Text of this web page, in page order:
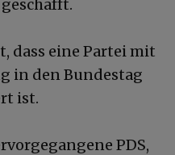
dass eine Partei mit
in den Bundestag
ist.
PDS,